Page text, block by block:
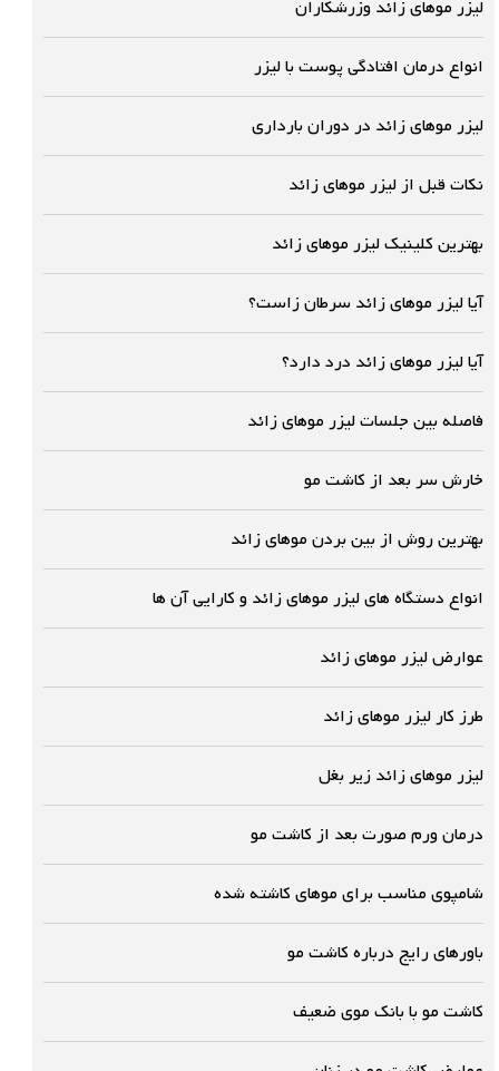
لیزر موهای زائد وزرشکاران
انواع درمان افتادگی پوست با لیزر
لیزر موهای زائد در دوران بارداری
نکات قبل از لیزر موهای زائد
بهترین کلینیک لیزر موهای زائد
آیا لیزر موهای زائد سرطان زاست؟
آیا لیزر موهای زائد درد دارد؟
فاصله بین جلسات لیزر موهای زائد
خارش سر بعد از کاشت مو
بهترین روش از بین بردن موهای زائد
انواع دستگاه های لیزر موهای زائد و کارایی آن ها
عوارض لیزر موهای زائد
طرز کار لیزر موهای زائد
لیزر موهای زائد زیر بغل
درمان ورم صورت بعد از کاشت مو
شامپوی مناسب برای موهای کاشته شده
باورهای رایج درباره کاشت مو
کاشت مو با بانک موی ضعیف